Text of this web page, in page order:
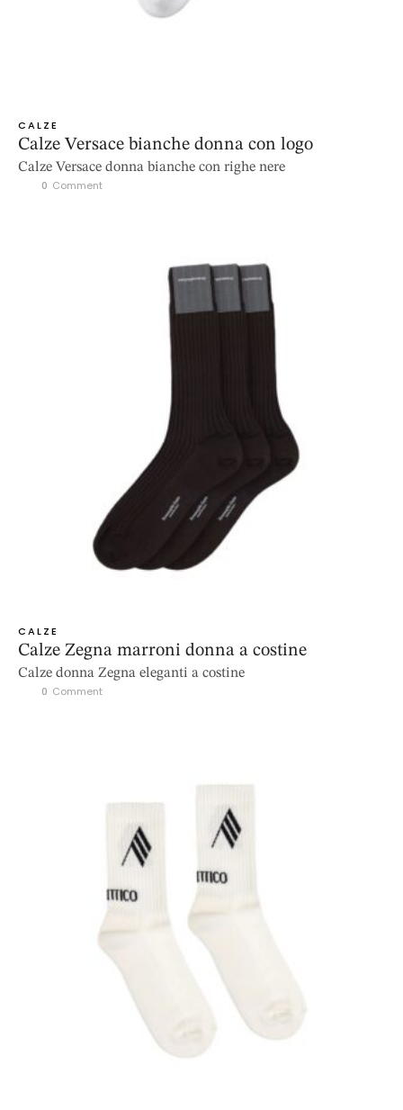
CALZE
Calze Versace bianche donna con logo
Calze Versace donna bianche con righe nere
0 Comment
CALZE
Calze Zegna marroni donna a costine
Calze donna Zegna eleganti a costine
0 Comment